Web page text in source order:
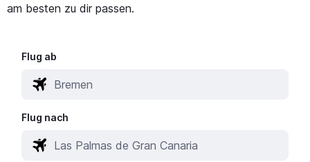
am besten zu dir passen.
Flug ab
Flug nach